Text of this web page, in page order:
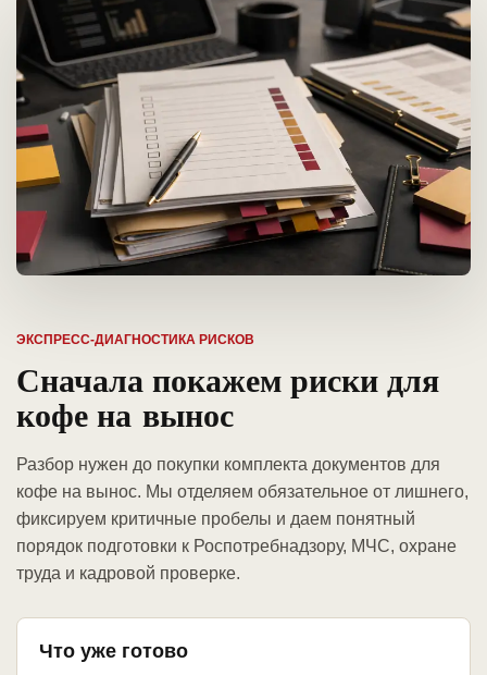
ЭКСПРЕСС-ДИАГНОСТИКА РИСКОВ
Сначала покажем риски для
кофе на вынос
Разбор нужен до покупки комплекта документов для
кофе на вынос. Мы отделяем обязательное от лишнего,
фиксируем критичные пробелы и даем понятный
порядок подготовки к Роспотребнадзору, МЧС, охране
труда и кадровой проверке.
Что уже готово